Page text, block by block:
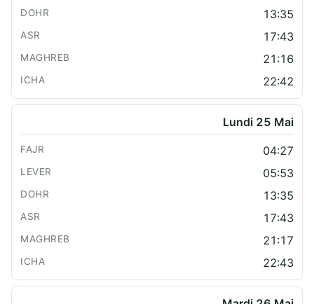
13:35
17:43
21:16
22:42
Lundi 25 Mai
04:27
05:53
13:35
17:43
21:17
22:43